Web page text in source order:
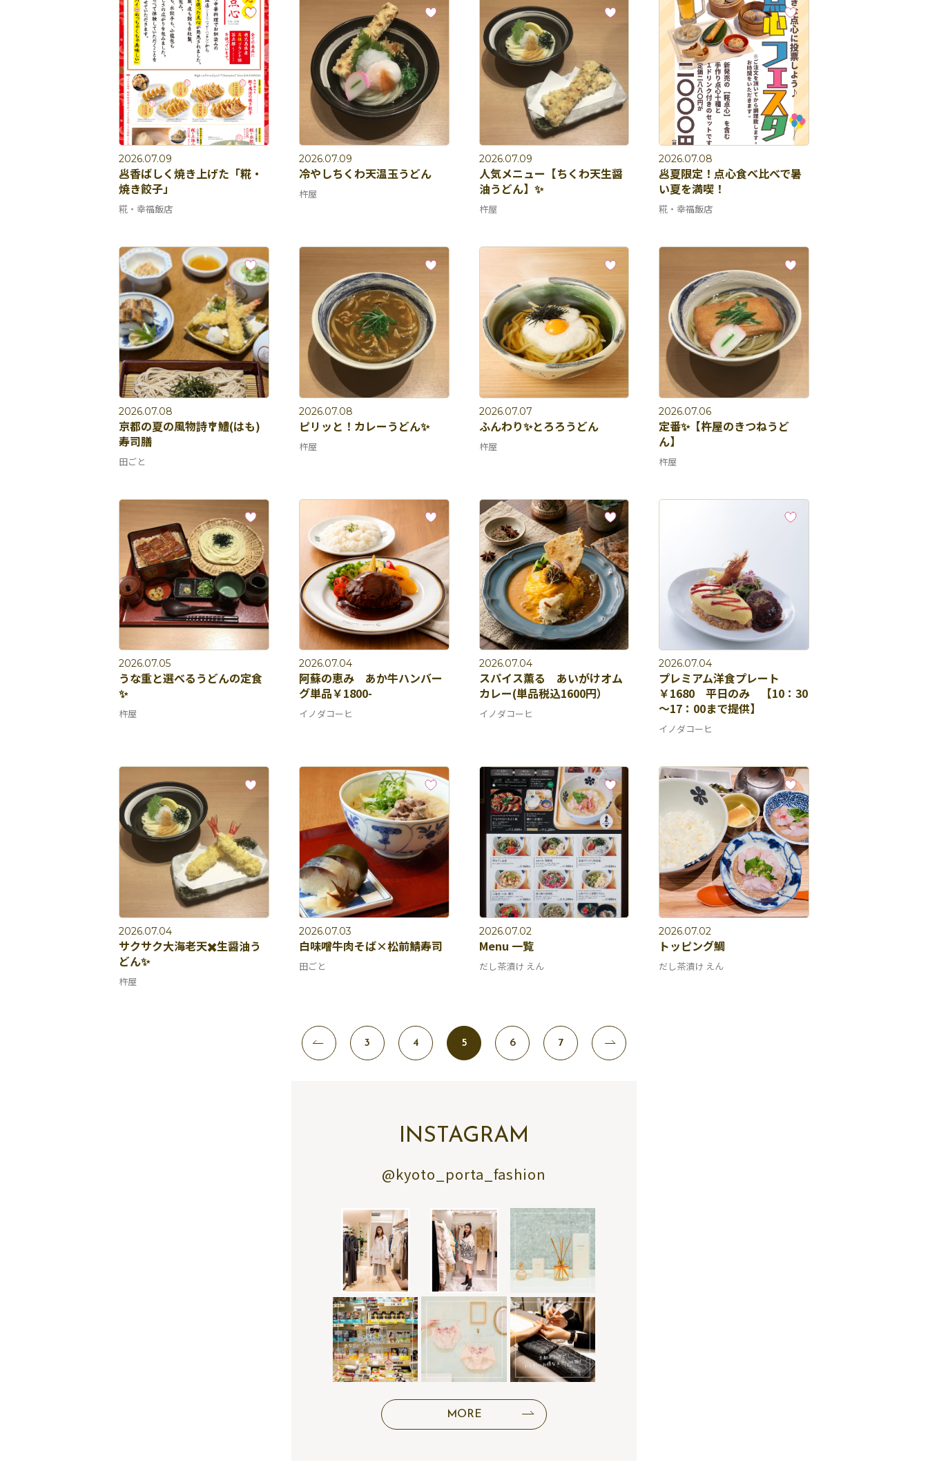
2026.07.09
🥟香ばしく焼き上げた「糀・
焼き餃子」
糀・幸福飯店
2026.07.09
冷やしちくわ天温玉うどん
杵屋
2026.07.09
人気メニュー【ちくわ天生醤
油うどん】✨
杵屋
2026.07.08
🥟夏限定！点心食べ比べで暑
い夏を満喫！
糀・幸福飯店
2026.07.08
京都の夏の風物詩🎐鱧(はも)
寿司膳
田ごと
2026.07.08
ピリッと！カレーうどん✨
杵屋
2026.07.07
ふんわり✨とろろうどん
杵屋
2026.07.06
定番✨【杵屋のきつねうど
ん】
杵屋
2026.07.05
うな重と選べるうどんの定食
✨
杵屋
2026.07.04
阿蘇の恵み あか牛ハンバー
グ単品￥1800-
イノダコーヒ
2026.07.04
スパイス薫る あいがけオム
カレー(単品税込1600円）
イノダコーヒ
2026.07.04
プレミアム洋食プレート
￥1680 平日のみ 【10：30
～17：00まで提供】
イノダコーヒ
2026.07.04
サクサク大海老天✖️生醤油う
どん✨
杵屋
2026.07.03
白味噌牛肉そば×松前鯖寿司
田ごと
2026.07.02
Menu 一覧
だし茶漬け えん
2026.07.02
トッピング鯛
だし茶漬け えん
3 4 5 6 7
INSTAGRAM
@kyoto_porta_fashion
MORE